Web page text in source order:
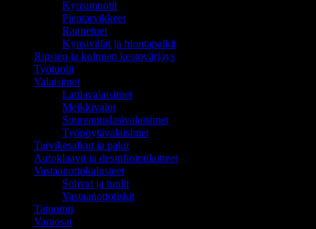
Kynsimuotit
Pientarvikkeet
Rannetuet
Kynsiviilat ja hiontapalkit
Ripsien ja kulmien kestovärjäys
Työtuolit
Valaisimet
Lattiavalaisimet
Meikkivalot
Suurennuslasivalaisimet
Työpöytävalaisimet
Tarvikesalkut ja pakit
Autoklaavit ja desinfiointilaitteet
Vastaanottokalusteet
Sohvat ja tuolit
Vastaanottotiskit
Tatuointi
Varaosat